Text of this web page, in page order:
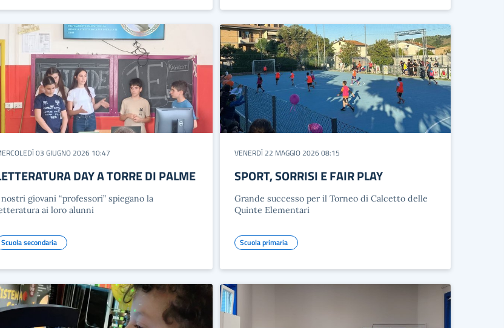
03 GIUGNO 2026 10:47
DAY A TORRE DI PALME
giovani “professori” spiegano la
ai loro alunni
Scuola secondaria
VENERDÌ 22 MAGGIO 2026 08:15
SPORT, SORRISI E FAIR PLAY
Grande successo per il Torneo di Calcetto delle
Quinte Elementari
Scuola primaria